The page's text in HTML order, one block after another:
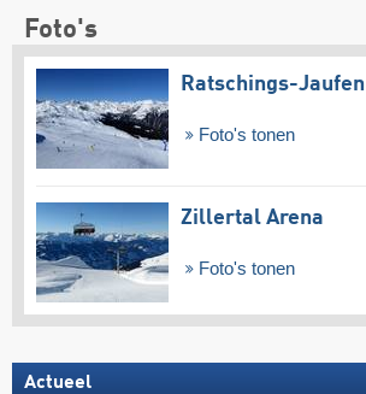
Foto's
Ratschings-Jaufen
Foto's tonen
Zillertal Arena
Foto's tonen
Actueel